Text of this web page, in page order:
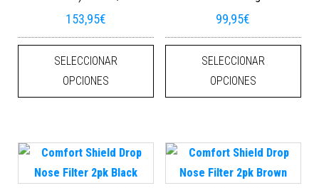
153,95€
SELECCIONAR
OPCIONES
Este producto tiene múltiples
99,95€
SELECCIONAR
OPCIONES